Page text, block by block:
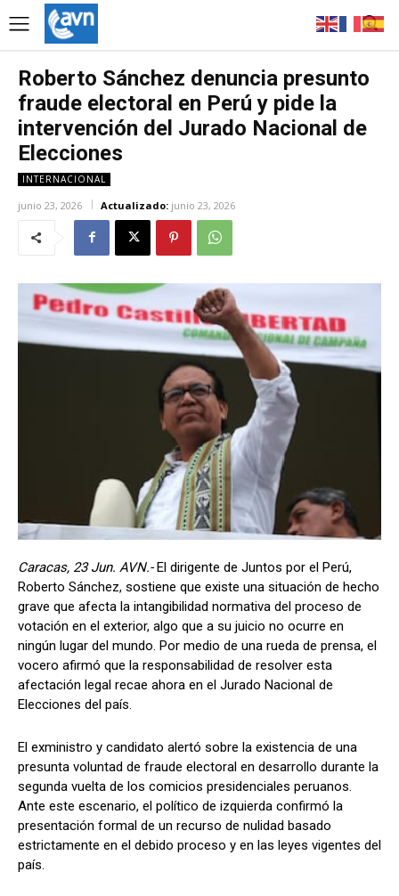
Roberto Sánchez denuncia presunto
fraude electoral en Perú y pide la
intervención del Jurado Nacional de
Elecciones
INTERNACIONAL
junio 23, 2026 Actualizado: junio 23, 2026
Caracas, 23 Jun. AVN.-El dirigente de Juntos por el Perú,
Roberto Sánchez, sostiene que existe una situación de hecho
grave que afecta la intangibilidad normativa del proceso de
votación en el exterior, algo que a su juicio no ocurre en
ningún lugar del mundo. Por medio de una rueda de prensa, el
vocero afirmó que la responsabilidad de resolver esta
afectación legal recae ahora en el Jurado Nacional de
Elecciones del país.
El exministro y candidato alertó sobre la existencia de una
presunta voluntad de fraude electoral en desarrollo durante la
segunda vuelta de los comicios presidenciales peruanos.
Ante este escenario, el político de izquierda confirmó la
presentación formal de un recurso de nulidad basado
estrictamente en el debido proceso y en las leyes vigentes del
país.